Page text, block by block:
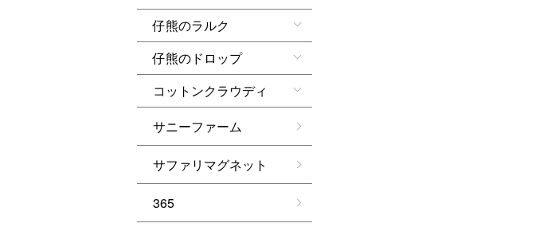
仔熊のラルク
仔熊のドロップ
コットンクラウディ
サニーファーム
サファリマグネット
365